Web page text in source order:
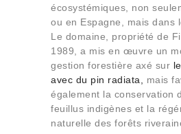
écosystémiques, non
ou en Espagne, mais dans
Le domaine, propriété de
1989, a mis en œuvre un
gestion forestière axé sur
avec du pin radiata, mais
également la conservation
feuillus indigènes et la
naturelle des forêts